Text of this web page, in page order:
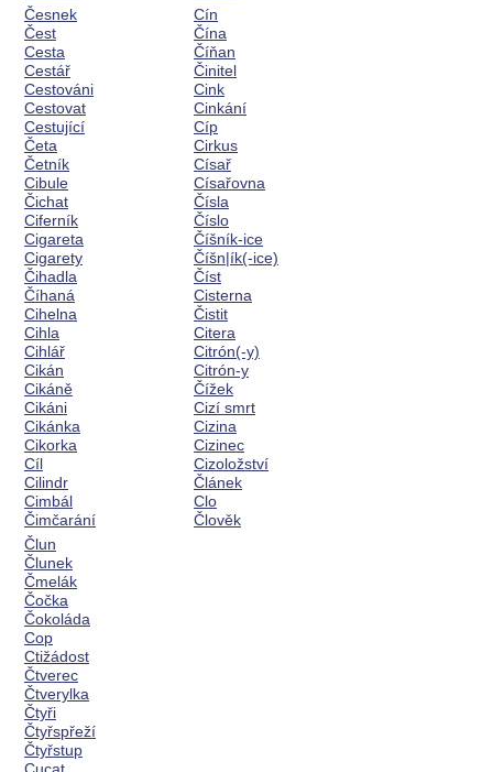
Česnek
Čest
Cesta
Cestář
Cestováni
Cestovat
Cestující
Četa
Četník
Cibule
Čichat
Ciferník
Cigareta
Cigarety
Čihadla
Číhaná
Cihelna
Cihla
Cihlář
Cikán
Cikáně
Cikáni
Cikánka
Cikorka
Cíl
Cilindr
Cimbál
Čimčarání
Cín
Čína
Číňan
Činitel
Cink
Cinkání
Cíp
Cirkus
Císař
Císařovna
Čísla
Číslo
Číšník-ice
Číšn|ík(-ice)
Číst
Cisterna
Čistit
Citera
Citrón(-y)
Citrón-y
Čížek
Cizí smrt
Cizina
Cizinec
Cizoložství
Článek
Clo
Člověk
Člun
Člunek
Čmelák
Čočka
Čokoláda
Cop
Ctižádost
Čtverec
Čtverylka
Čtyři
Čtyřspřeží
Čtyřstup